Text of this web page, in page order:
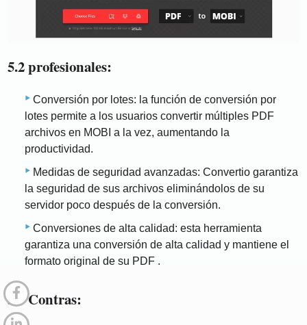
5.2 profesionales:
Conversión por lotes: la función de conversión por
lotes permite a los usuarios convertir múltiples PDF
archivos en MOBI a la vez, aumentando la
productividad.
Medidas de seguridad avanzadas: Convertio garantiza
la seguridad de sus archivos eliminándolos de su
servidor poco después de la conversión.
Conversiones de alta calidad: esta herramienta
garantiza una conversión de alta calidad y mantiene el
formato original de su PDF .
5.3 Contras: